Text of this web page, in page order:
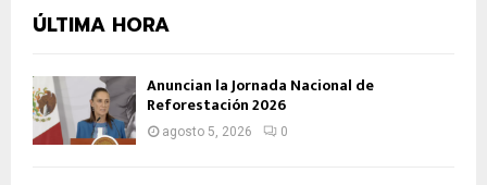
ÚLTIMA HORA
Anuncian la Jornada Nacional de
Reforestación 2026
agosto 5, 2026 0